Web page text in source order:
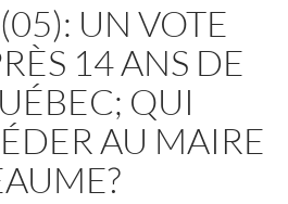
UN VOTE
14 ANS DE
QUI
AU MAIRE